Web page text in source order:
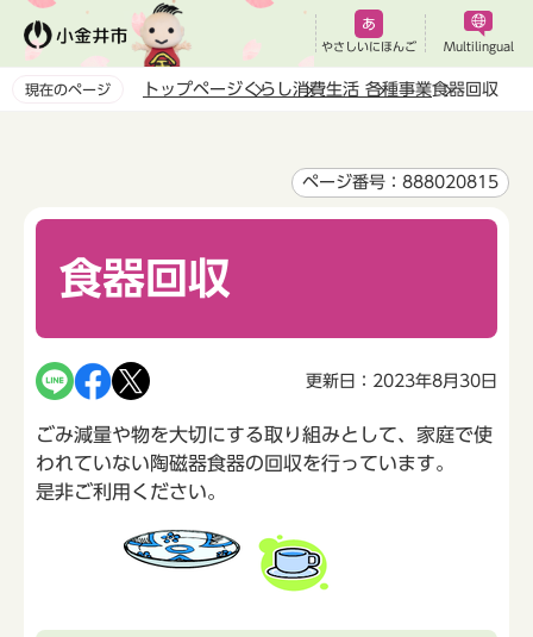
ペ
やさしいにほんご Multilingual
現在のページ トップページくらし消費生活 各種事業食器回収
ページ番号：888020815
食器回収
更新日：2023年8月30日
ごみ減量や物を大切にする取り組みとして、家庭で使
われていない陶磁器食器の回収を行っています。
是非ご利用ください。